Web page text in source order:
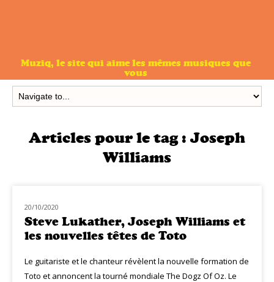
Muziq, le site qui aime les mêmes musiques que
vous
Articles pour le tag :Joseph
Williams
MUZIQ NEWS
20/10/2020
Steve Lukather, Joseph Williams et
les nouvelles têtes de Toto
Le guitariste et le chanteur révèlent la nouvelle formation de
Toto et annoncent la tourné mondiale The Dogz Of Oz. Le